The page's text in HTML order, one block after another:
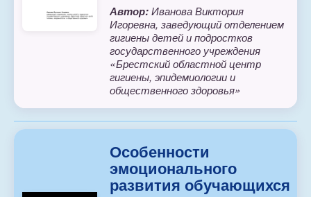
Автор:Иванова Виктория
Игоревна, заведующий отделением
гигиены детей и подростков
государственного учреждения
«Брестский областной центр
гигиены, эпидемиологии и
общественного здоровья»
Особенности
эмоционального
развития обучающихся